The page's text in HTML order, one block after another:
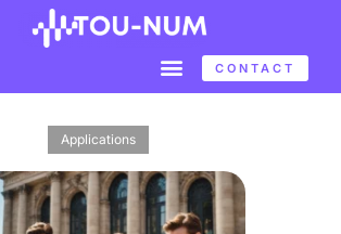
CONTACT
Applications